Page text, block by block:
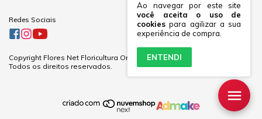
Ao navegar por este site
você aceita o uso de
cookies para agilizar a sua
experiência de compra.
ENTENDI
Redes Sociais
Copyright Flores Net Floricultura Online Ltda - 60281691000170 - 2026.
Todos os direitos reservados.